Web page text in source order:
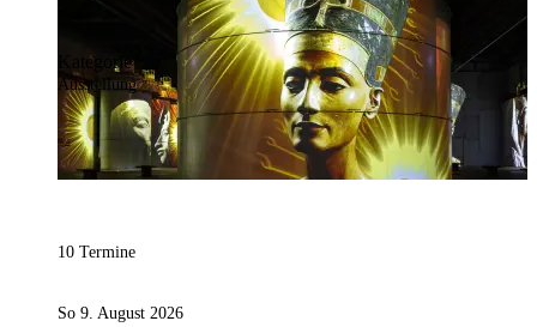
Kategorie
Ausstellung
10 Termine
So 9. August 2026